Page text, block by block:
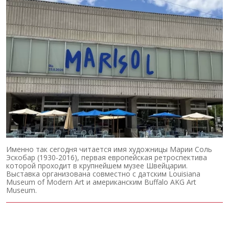
Именно так сегодня читается имя художницы Марии Соль
Эскобар (1930-2016), первая европейская ретроспектива
которой проходит в крупнейшем музее Швейцарии.
Выставка организована совместно с датским Louisiana
Museum of Modern Art и американским Buffalo AKG Art
Museum.